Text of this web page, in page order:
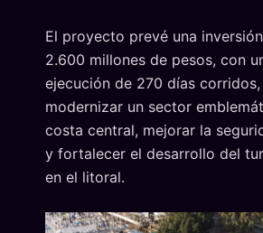
El proyecto prevé una
2.600 millones de pesos, con
ejecución de 270 días
modernizar un sector
costa central, mejorar la
y fortalecer el desarrollo del
en el litoral.